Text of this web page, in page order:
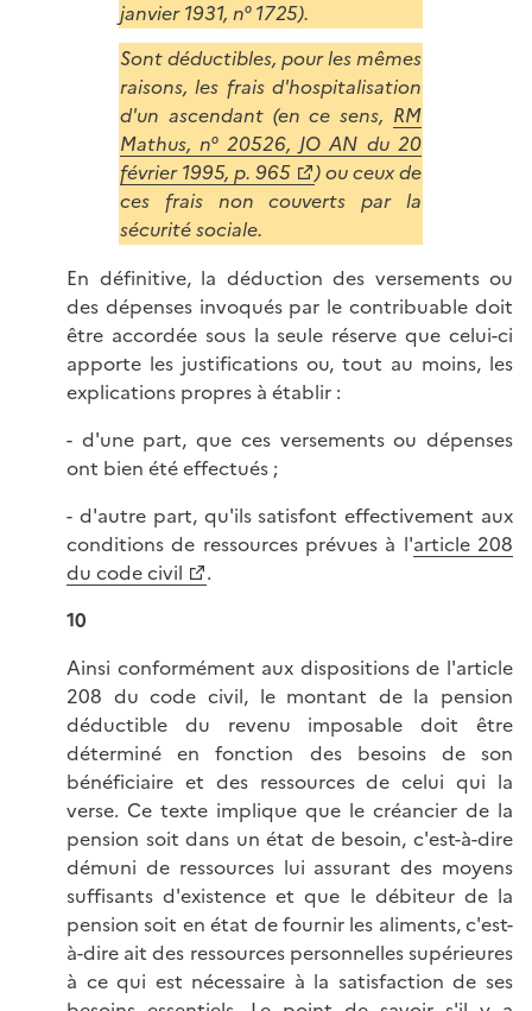
janvier 1931, n° 1725).
Sont déductibles, pour les mêmes
raisons, les frais d'hospitalisation
d'un ascendant (en ce sens, RM
Mathus, n° 20526, JO AN du 20
février 1995, p. 965
) ou ceux de
ces frais non couverts par la
sécurité sociale.
En définitive, la déduction des versements ou
des dépenses invoqués par le contribuable doit
être accordée sous la seule réserve que celui-ci
apporte les justifications ou, tout au moins, les
explications propres à établir :
- d'une part, que ces versements ou dépenses
ont bien été effectués ;
- d'autre part, qu'ils satisfont effectivement aux
conditions de ressources prévues à l'article 208
du code civil
.
10
Ainsi conformément aux dispositions de l'article
208 du code civil, le montant de la pension
déductible du revenu imposable doit être
déterminé en fonction des besoins de son
bénéficiaire et des ressources de celui qui la
verse. Ce texte implique que le créancier de la
pension soit dans un état de besoin, c'est-à-dire
démuni de ressources lui assurant des moyens
suffisants d'existence et que le débiteur de la
pension soit en état de fournir les aliments, c'est-
à-dire ait des ressources personnelles supérieures
à ce qui est nécessaire à la satisfaction de ses